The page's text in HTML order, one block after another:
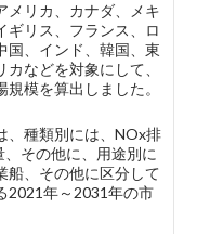
メリカ、カナダ、メキ
ギリス、フランス、ロ
国、インド、韓国、東
などを対象にして、
模を算出しました。
、種類別には、NOx排
その他に、用途別に
船、その他に区分して
2021年～2031年の市